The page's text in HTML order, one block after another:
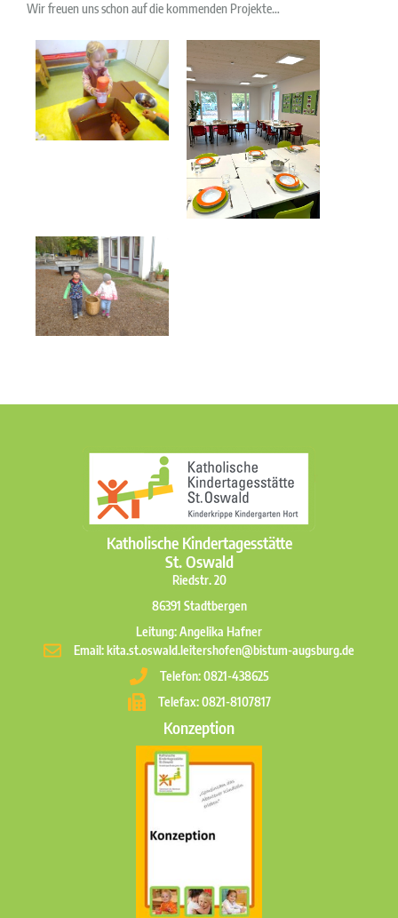
Wir freuen uns schon auf die kommenden Projekte…
Katholische Kindertagesstätte
St. Oswald
Riedstr. 20
86391 Stadtbergen
Leitung: Angelika Hafner
Email: kita.st.oswald.leitershofen@bistum-augsburg.de
Telefon: 0821-438625
Telefax: 0821-8107817
Konzeption